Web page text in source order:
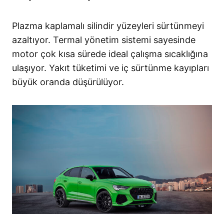
Plazma kaplamalı silindir yüzeyleri sürtünmeyi
azaltıyor. Termal yönetim sistemi sayesinde
motor çok kısa sürede ideal çalışma sıcaklığına
ulaşıyor. Yakıt tüketimi ve iç sürtünme kayıpları
büyük oranda düşürülüyor.